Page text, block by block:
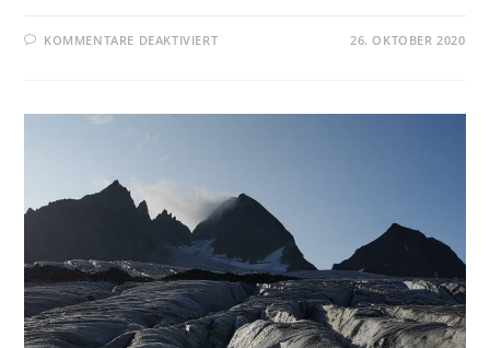
KOMMENTARE DEAKTIVIERT 26. OKTOBER 2020